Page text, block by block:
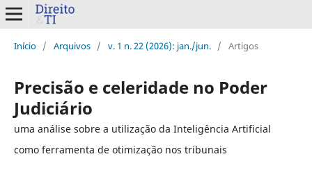
Início / Arquivos / v. 1 n. 22 (2026): jan./jun. / Artigos
Precisão e celeridade no Poder
Judiciário
uma análise sobre a utilização da Inteligência Artificial
como ferramenta de otimização nos tribunais